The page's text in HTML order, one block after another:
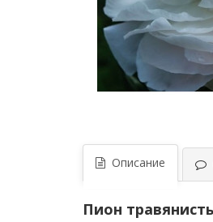
Описание
Пион